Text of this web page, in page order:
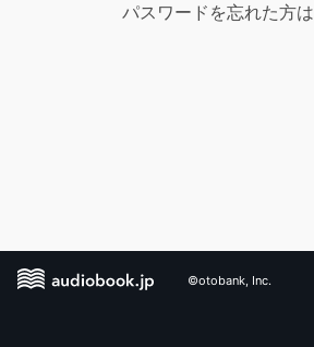
パスワードを忘れた方は
©otobank, Inc.